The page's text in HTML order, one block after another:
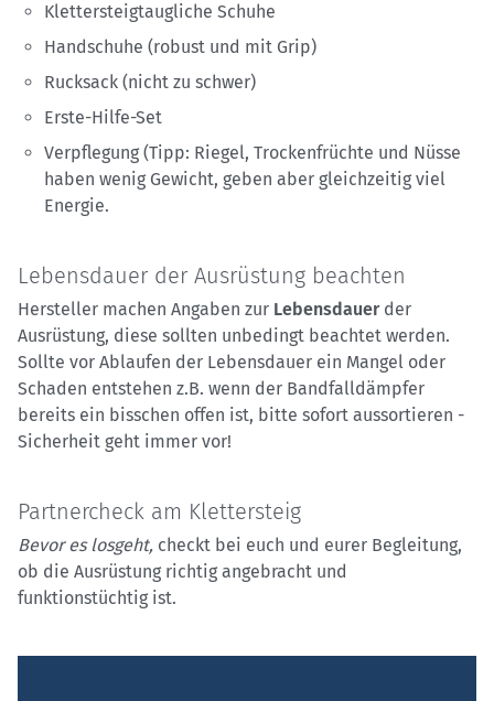
Klettersteigtaugliche Schuhe
Handschuhe (robust und mit Grip)
Rucksack (nicht zu schwer)
Erste-Hilfe-Set
Verpflegung (Tipp: Riegel, Trockenfrüchte und Nüsse
haben wenig Gewicht, geben aber gleichzeitig viel
Energie.
Lebensdauer der Ausrüstung beachten
Hersteller machen Angaben zur Lebensdauerder
Ausrüstung, diese sollten unbedingt beachtet werden.
Sollte vor Ablaufen der Lebensdauer ein Mangel oder
Schaden entstehen z.B. wenn der Bandfalldämpfer
bereits ein bisschen offen ist, bitte sofort aussortieren -
Sicherheit geht immer vor!
Partnercheck am Klettersteig
Bevor es losgeht, checkt bei euch und eurer Begleitung,
ob die Ausrüstung richtig angebracht und
funktionstüchtig ist.